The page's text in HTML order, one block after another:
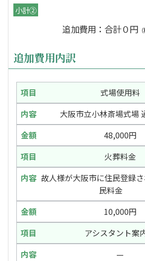
小計②
追加費用：合計０円
追加費用内訳
式場使用料
大阪市立小林斎場式場
48,000円
火葬料金
故人様が大阪市に住民登録
民料金
10,000円
アシスタント案
—